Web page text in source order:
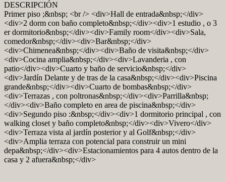
DESCRIPCIÓN
Primer piso ;&nbsp; <br /> <div>Hall de entrada&nbsp;</div>
<div>2 dorm con baño completo&nbsp;</div><div>1 estudio , o 3
er dormitorio&nbsp;</div><div>Family room</div><div>Sala,
comedor&nbsp;</div><div>Bar&nbsp;</div>
<div>Chimenea&nbsp;</div><div>Baño de visita&nbsp;</div>
<div>Cocina amplia&nbsp;</div><div>Lavanderia , con
patio</div><div>Cuarto y baño de servicio&nbsp;</div>
<div>Jardín Delante y de tras de la casa&nbsp;</div><div>Piscina
grande&nbsp;</div><div>Cuarto de bombas&nbsp;</div>
<div>Terrazas , con poltronas&nbsp;</div><div>Parrilla&nbsp;
</div><div>Baño completo en area de piscina&nbsp;</div>
<div>Segundo piso :&nbsp;</div><div>1 dormitorio principal , con
walking closet y baño completo&nbsp;</div><div>Vivero</div>
<div>Terraza vista al jardín posterior y al Golf&nbsp;</div>
<div>Amplia terraza con potencial para construir un mini
depa&nbsp;</div><div>Estacionamientos para 4 autos dentro de la
casa y 2 afuera&nbsp;</div>